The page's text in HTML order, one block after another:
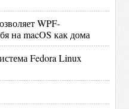
WPF-
на macOS как дома
Fedora Linux